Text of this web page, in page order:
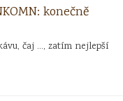
konečně
čaj ..., zatím nejlepší